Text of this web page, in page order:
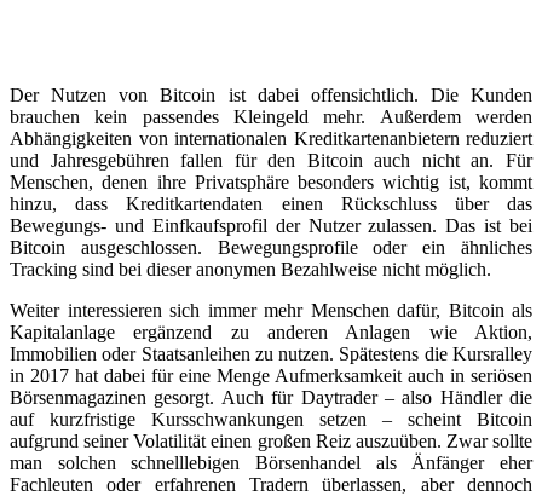
Der Nutzen von Bitcoin ist dabei offensichtlich. Die Kunden
brauchen kein passendes Kleingeld mehr. Außerdem werden
Abhängigkeiten von internationalen Kreditkartenanbietern reduziert
und Jahresgebühren fallen für den Bitcoin auch nicht an. Für
Menschen, denen ihre Privatsphäre besonders wichtig ist, kommt
hinzu, dass Kreditkartendaten einen Rückschluss über das
Bewegungs- und Einfkaufsprofil der Nutzer zulassen. Das ist bei
Bitcoin ausgeschlossen. Bewegungsprofile oder ein ähnliches
Tracking sind bei dieser anonymen Bezahlweise nicht möglich.
Weiter interessieren sich immer mehr Menschen dafür, Bitcoin als
Kapitalanlage ergänzend zu anderen Anlagen wie Aktion,
Immobilien oder Staatsanleihen zu nutzen. Spätestens die Kursralley
in 2017 hat dabei für eine Menge Aufmerksamkeit auch in seriösen
Börsenmagazinen gesorgt. Auch für Daytrader – also Händler die
auf kurzfristige Kursschwankungen setzen – scheint Bitcoin
aufgrund seiner Volatilität einen großen Reiz auszuüben. Zwar sollte
man solchen schnelllebigen Börsenhandel als Änfänger eher
Fachleuten oder erfahrenen Tradern überlassen, aber dennoch